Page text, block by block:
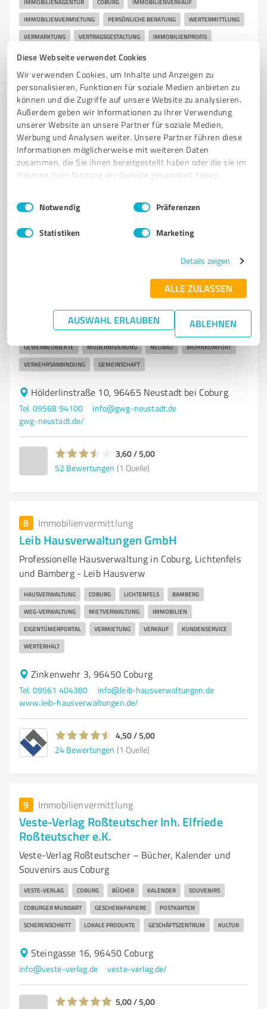
Diese Webseite verwendet Cookies
Wir verwenden Cookies, um Inhalte und Anzeigen zu
personalisieren, Funktionen für soziale Medien anbieten zu
können und die Zugriffe auf unsere Website zu analysieren.
Außerdem geben wir Informationen zu Ihrer Verwendung
unserer Website an unsere Partner für soziale Medien,
Werbung und Analysen weiter. Unsere Partner führen diese
Informationen möglicherweise mit weiteren Daten
zusammen, die Sie ihnen bereitgestellt haben oder die sie im
Rahmen Ihrer Nutzung der Dienste gesammelt haben.
Impressum Datenschutzbestimmungen
Einwilligungsauswahl
Notwendig Präferenzen
Statistiken Marketing
Details zeigen
ALLE ZULASSEN
AUSWAHL ERLAUBEN ABLEHNEN
IMMOBILIENAGENTUR COBURG IMMOBILIENVERKAUF
IMMOBILIENVERMIETUNG PERSÖNLICHE BERATUNG WERTERMITTLUNG
VERMARKTUNG VERTRAGSGESTALTUNG IMMOBILIENPROFIS
RUNDUM-SERVICE KÄUFER VERKÄUFER
Mauer 10, 96450 Coburg
Tel. 09561 238320
info@veste-immobilien.de
veste-immobilien.de/
4,00 / 5,00
Bewertungen (1 Quelle)
7 Immobilienvermittlung
Gemeinnützige
Wohnungsbaugenossenschaft Neustadt b.
Wohnungsbaugenossenschaft in Neustadt b. Coburg
WOHNUNGSBAUGENOSSENSCHAFT NEUSTADT B. COBURG
MIETANGEBOTE WOHNEINHEITEN GARAGEN STELLPLÄTZE
GEWERBEOBJEKTE MODERNISIERUNG NEUBAU WOHNKOMFORT
VERKEHRSANBINDUNG GEMEINSCHAFT
Hölderlinstraße 10, 96465 Neustadt bei Coburg
Tel. 09568 94100
info@gwg-neustadt.de
gwg-neustadt.de/
3,60 / 5,00
52 Bewertungen (1 Quelle)
8 Immobilienvermittlung
Leib Hausverwaltungen GmbH
Professionelle Hausverwaltung in Coburg, Lichtenfels
und Bamberg - Leib Hausverw
HAUSVERWALTUNG COBURG LICHTENFELS BAMBERG
WEG-VERWALTUNG MIETVERWALTUNG IMMOBILIEN
EIGENTÜMERPORTAL VERMIETUNG VERKAUF KUNDENSERVICE
WERTERHALT
Zinkenwehr 3, 96450 Coburg
Tel. 09561 404380
info@leib-hausverwaltungen.de
www.leib-hausverwaltungen.de/
4,50 / 5,00
24 Bewertungen (1 Quelle)
9 Immobilienvermittlung
Veste-Verlag Roßteutscher Inh. Elfriede
Roßteutscher e.K.
Veste-Verlag Roßteutscher – Bücher, Kalender und
Souvenirs aus Coburg
VESTE-VERLAG COBURG BÜCHER KALENDER SOUVENIRS
COBURGER MUNDART GESCHENKPAPIERE POSTKARTEN
SCHERENSCHNITT LOKALE PRODUKTE GESCHÄFTSZENTRUM KULTUR
Steingasse 16, 96450 Coburg
info@veste-verlag.de veste-verlag.de/
5,00 / 5,00